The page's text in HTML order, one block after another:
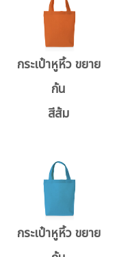
กระเป๋าหูหิ้ว ขยาย
ก้น
สีส้ม
กระเป๋าหูหิ้ว ขยาย